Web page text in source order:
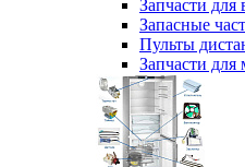
Запчасти для
Запасные
Пульты
Запчасти